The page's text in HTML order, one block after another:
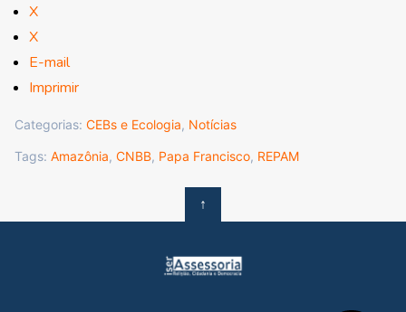
X
X
E-mail
Imprimir
Categorias: CEBs e Ecologia, Notícias
Tags: Amazônia, CNBB, Papa Francisco, REPAM
↑